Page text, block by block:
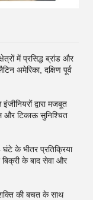
में प्रसिद्ध ब्रांड और
अमेरिका, दक्षिण पूर्व
द्वारा मजबूत
और टिकाऊ सुनिश्चित
के भीतर प्रतिक्रिया
के बाद सेवा और
की बचत के साथ